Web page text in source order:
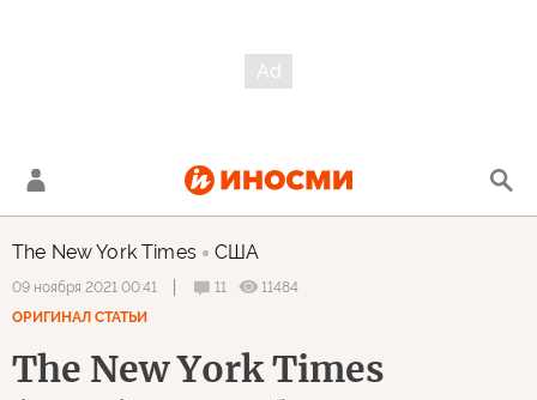
The New York Times США
09 ноября 2021 00:41 11
11484
ОРИГИНАЛ СТАТЬИ
The New York Times